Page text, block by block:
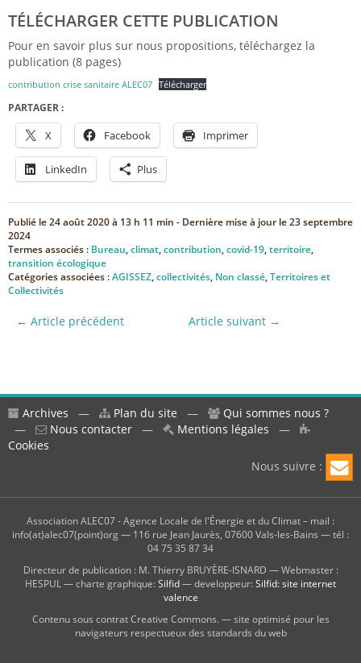
TÉLÉCHARGER CETTE PUBLICATION
Pour en savoir plus sur nous propositions, téléchargez la
publication (8 pages)
contribution crise sanitaire ALEC07 Télécharger
PARTAGER :
X Facebook Imprimer
LinkedIn Plus
Publié le24 août 2020 à 13 h 11 min - Dernière mise à jour le23 septembre
2024
Termes associés : Bureau,climat,contribution,covid-19,territoire,
transition écologique
Catégories associées :AGISSEZ,collectivités, Non classé,Territoires et
Collectivités
← Article précédent Article suivant →
Archives — Plan du site —
Qui sommes nous ?
—
Nous contacter — Mentions légales —
Cookies
Nous suivre :
Association ALEC07 - Agence Locale de l'Énergie et du Climat – mail :
info(at)alec07(point)org — 116 rue Jean Jaurès, 07600 Vals-les-Bains — tél :
04 75 35 87 34
Directeur de publication : M. Thierry BRUYÈRE-ISNARD — Webmaster :
HESPUL — charte graphique:Silfid— developpeur:Silfid: site internet
valence
Contenu sous contrat Creative Commons. — site optimisé pour les
navigateurs respectueux des standards du web